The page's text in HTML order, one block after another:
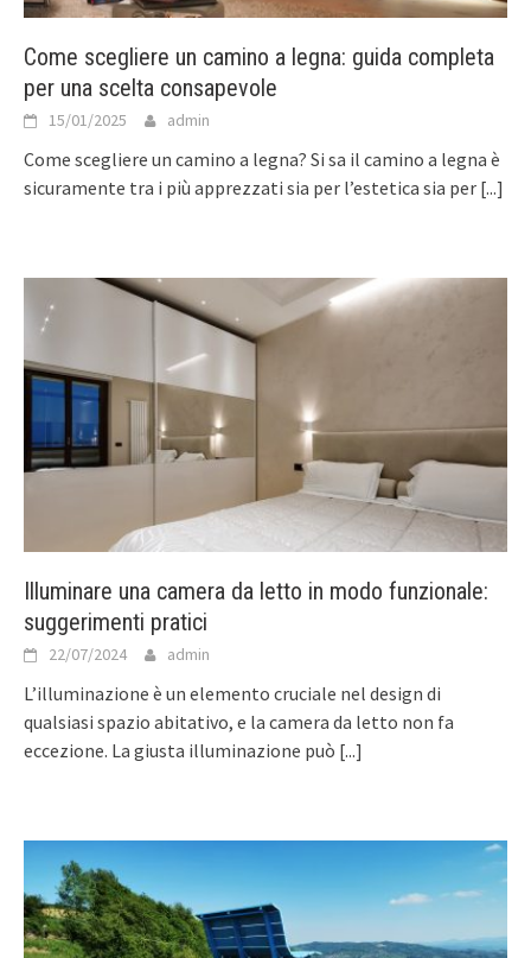
Come scegliere un camino a legna: guida completa
per una scelta consapevole
15/01/2025 admin
Come scegliere un camino a legna? Si sa il camino a legna è
sicuramente tra i più apprezzati sia per l’estetica sia per [...]
Illuminare una camera da letto in modo funzionale:
suggerimenti pratici
22/07/2024 admin
L’illuminazione è un elemento cruciale nel design di
qualsiasi spazio abitativo, e la camera da letto non fa
eccezione. La giusta illuminazione può [...]